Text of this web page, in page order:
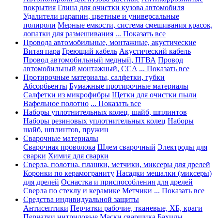
покрытия Глина для очистки кузова автомобиля
Удалители царапин, цветные и универсальные
полироли Мерные емкости, система смешивания красок,
лопатки для размешивания ... Показать все
Провода автомобильные, монтажные, акустические
Витая пара Греющий кабель Акустический кабель
Провод автомобильный медный, ПГВА Провод
автомобильный монтажный, CCA ... Показать все
Протирочные материалы, салфетки, губки
Абсорбьенты Бумажные протирочные материалы
Салфетки из микрофибры Щетки для очистки пыли
Вафельное полотно ... Показать все
Наборы уплотнительных колец, шайб, шплинтов
Наборы резиновых уплотнительных колец Наборы
шайб, шплинтов, пружин
Сварочные материалы
Сварочная проволока Шлем сварочный Электроды для
сварки Химия для сварки
Сверла, полотна, плашки, метчики, миксеры для дрелей
Коронки по керамограниту Насадки мешалки (миксеры)
для дрелей Оснастка и приспособления для дрелей
Сверла по стеклу и керамике Метчики ... Показать все
Средства индивидуальной защиты
Антисептики Перчатки рабочие, тканевые, ХБ, краги